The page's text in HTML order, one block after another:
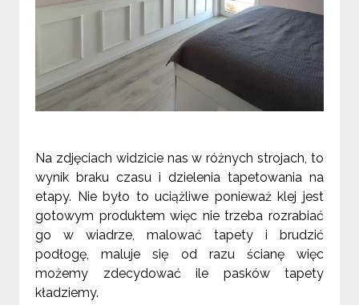
Na zdjęciach widzicie nas w różnych strojach, to
wynik braku czasu i dzielenia tapetowania na
etapy. Nie było to uciążliwe ponieważ klej jest
gotowym produktem więc nie trzeba rozrabiać
go w wiadrze, malować tapety i brudzić
podłogę, maluje się od razu ścianę więc
możemy zdecydować ile pasków tapety
kładziemy.